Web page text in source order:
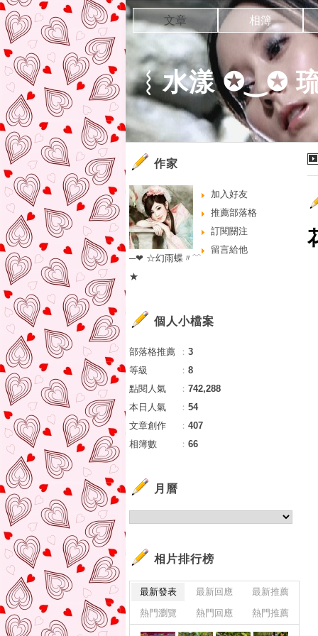
︴水漾 ✪‿✪
文章 相簿
作家
加入好友
推薦部落格
訂閱關注
留言給他
─❤ ☆幻雨蝶〃﹋
★
個人小檔案
部落格推薦 ： 3
等級
： 8
點閱人氣
： 742,288
本日人氣
： 54
文章創作
： 407
相簿數
： 66
月曆
相片排行榜
最新發表 最新回應
最新推薦
熱門瀏覽
熱門回應 熱門推薦